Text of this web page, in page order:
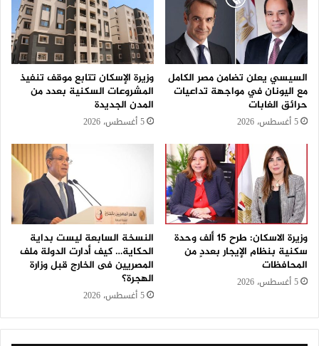
السيسي يعلن تضامن مصر الكامل
مع اليونان في مواجهة تداعيات
حرائق الغابات
5 أغسطس، 2026
وزيرة الإسكان تتابع موقف تنفيذ
المشروعات السكنية بعدد من
المدن الجديدة
5 أغسطس، 2026
وزيرة الاسكان: طرح 15 ألف وحدة
سكنية بنظام الإيجار بعددٍ من
المحافظات
5 أغسطس، 2026
النسخة السابعة ليست بداية
الحكاية… كيف أدارت الدولة ملف
المصريين فى الخارج قبل وزارة
الهجرة؟
5 أغسطس، 2026